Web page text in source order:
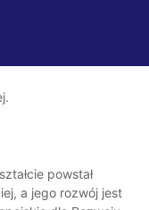
powstał
a jego rozwój jest